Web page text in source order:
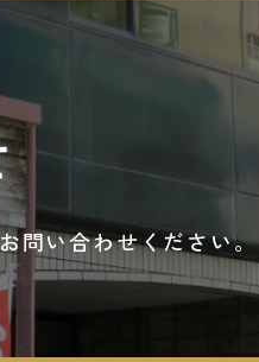
問い合わせください。